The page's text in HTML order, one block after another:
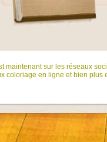
maintenant sur ​​les réseaux
coloriage en ligne et bien plus